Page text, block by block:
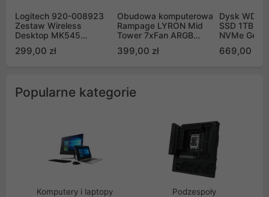
Logitech 920-008923
Zestaw Wireless
Desktop MK545
299,00 zł
Obudowa komputerowa
Rampage LYRON Mid
Tower 7xFan ARGB
399,00 zł
Dysk WD
SSD 1TB
NVMe Gen4
00CPE0
669,00 zł
Popularne kategorie
Komputery i laptopy
Podzespoły